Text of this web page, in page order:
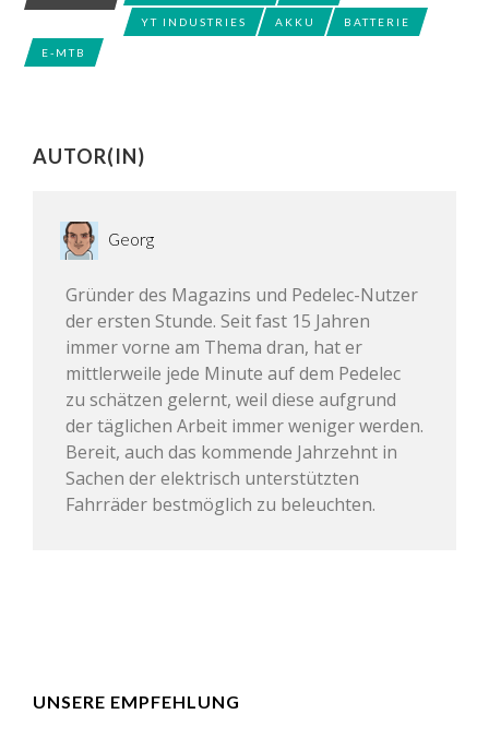
YT INDUSTRIES AKKU BATTERIE
E-MTB
AUTOR(IN)
Georg
Gründer des Magazins und Pedelec-Nutzer
der ersten Stunde. Seit fast 15 Jahren
immer vorne am Thema dran, hat er
mittlerweile jede Minute auf dem Pedelec
zu schätzen gelernt, weil diese aufgrund
der täglichen Arbeit immer weniger werden.
Bereit, auch das kommende Jahrzehnt in
Sachen der elektrisch unterstützten
Fahrräder bestmöglich zu beleuchten.
UNSERE EMPFEHLUNG